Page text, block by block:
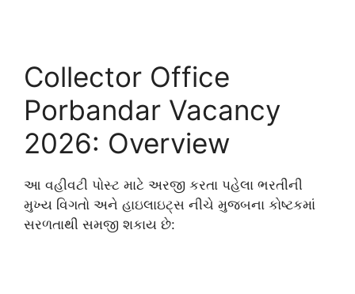
Collector Office
Porbandar Vacancy
2026: Overview
આ વહીવટી પોસ્ટ માટે અરજી કરતા પહેલા ભરતીની
મુખ્ય વિગતો અને હાઇલાઇટ્સ નીચે મુજબના કોષ્ટકમાં
સરળતાથી સમજી શકાય છે: